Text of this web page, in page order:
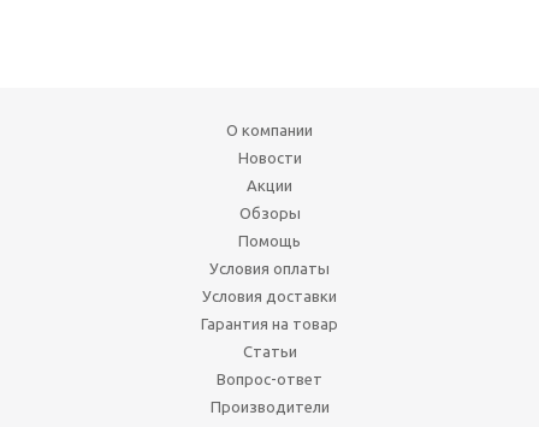
О компании
Новости
Акции
Обзоры
Помощь
Условия оплаты
Условия доставки
Гарантия на товар
Статьи
Вопрос-ответ
Производители